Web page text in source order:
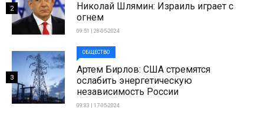
Николай Шлямин: Израиль играет с
огнем
09:51 | 28-05-2024
2
ОБЩЕСТВО
Артем Бирлов: США стремятся
ослабить энергетическую
независимость России
09:33 | 17-05-2024
3